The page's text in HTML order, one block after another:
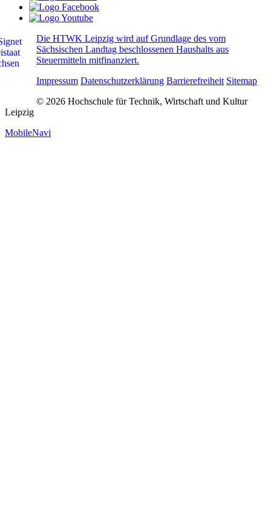
Die HTWK Leipzig wird auf Grundlage des vom
Sächsischen Landtag beschlossenen Haushalts aus
Steuermitteln mitfinanziert.
Impressum Datenschutzerklärung Barrierefreiheit Sitemap
© 2026 Hochschule für Technik, Wirtschaft und Kultur
Leipzig
MobileNavi